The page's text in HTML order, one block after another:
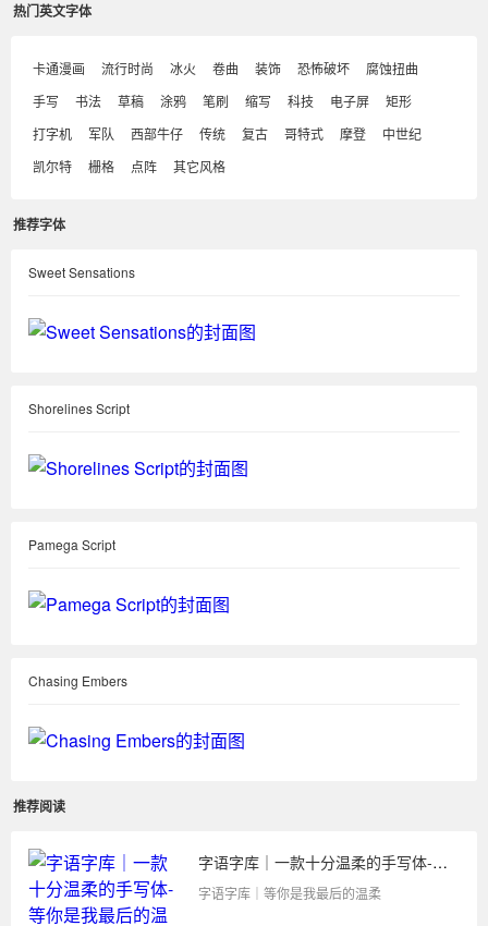
热门英文字体
卡通漫画 流行时尚 冰火 卷曲 装饰 恐怖破坏
腐蚀扭曲
手写
书法 草稿 涂鸦 笔刷 缩写 科技 电子屏
矩形
打字机
军队 西部牛仔 传统 复古 哥特式 摩登
中世纪
凯尔特
栅格 点阵 其它风格
推荐字体
Sweet Sensations
Shorelines Script
Pamega Script
Chasing Embers
推荐阅读
字语字库｜一款十分温柔的手写体-等你是我最后的温柔
字语字库｜等你是我最后的温柔